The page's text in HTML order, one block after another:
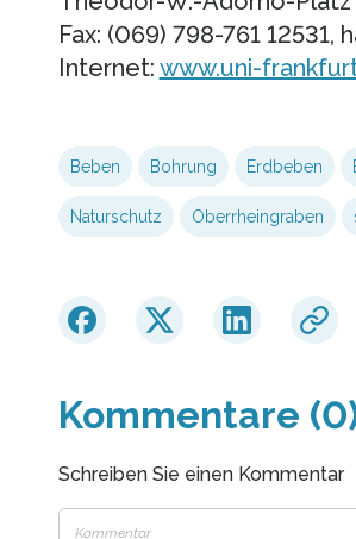
Fax: (069) 798-761 12531,
Internet: www.uni-
Beben Bohrung Erdbeben
Naturschutz Oberrheingraben
Kommentare
Schreiben Sie einen Kommentar